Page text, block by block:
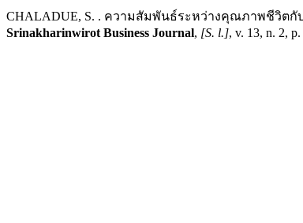
CHALADUE, S. . ความสัมพันธ์ระหว่างคุณภาพชีวิต
Srinakharinwirot Business Journal, [S. l.], v. 13, n. 2,